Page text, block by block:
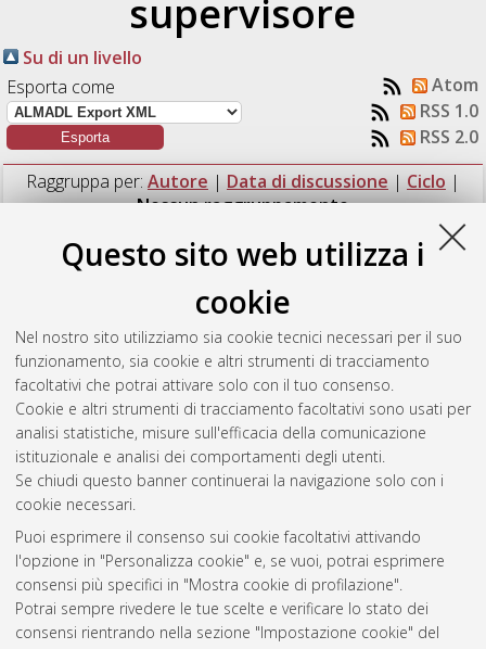
Questo sito web utilizza i
cookie
Nel nostro sito utilizziamo sia cookie tecnici necessari per il suo
funzionamento, sia cookie e altri strumenti di tracciamento
facoltativi che potrai attivare solo con il tuo consenso.
Cookie e altri strumenti di tracciamento facoltativi sono usati per
analisi statistiche, misure sull'efficacia della comunicazione
istituzionale e analisi dei comportamenti degli utenti.
Se chiudi questo banner continuerai la navigazione solo con i
cookie necessari.
Puoi esprimere il consenso sui cookie facoltativi attivando
l'opzione in "Personalizza cookie" e, se vuoi, potrai esprimere
consensi più specifici in "Mostra cookie di profilazione".
Potrai sempre rivedere le tue scelte e verificare lo stato dei
consensi rientrando nella sezione "Impostazione cookie" del
supervisore
Su di un livello
Esporta come
Atom
RSS 1.0
RSS 2.0
Raggruppa per: Autore | Data di discussione | Ciclo |
Nessun raggruppamento
Numero di documenti:1.
(2016)Modelling the Faint Radio Sky: The
, [Dissertation thesis], Alma Mater Studiorum
Università di Bologna. Dottorato di ricerca inAstronomia, 29
Ciclo. DOI 10.6092/unibo/amsdottorato/7763.
Questa lista e' stata generata ilSat Aug 8 20:48:43 2026
Atom
Rss 1.0
Rss 2.0